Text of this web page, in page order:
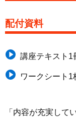
配付資料
講座テキスト1
ワークシート1
「 内容が充実して